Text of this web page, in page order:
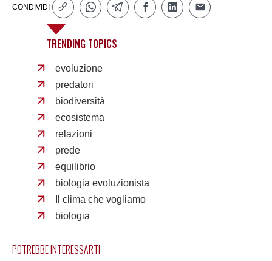
CONDIVIDI
TRENDING TOPICS
evoluzione
predatori
biodiversità
ecosistema
relazioni
prede
equilibrio
biologia evoluzionista
Il clima che vogliamo
biologia
POTREBBE INTERESSARTI